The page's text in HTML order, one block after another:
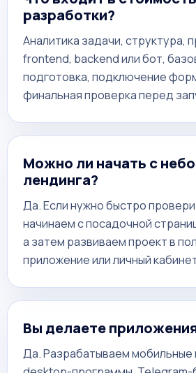
разработки?
Аналитика задачи, структура,
frontend, backend или бот,
подготовка, подключение
финальная проверка перед
Можно ли начать с
лендинга?
Да. Если нужно быстро
начинаем с посадочной
а затем развиваем проект в
приложение или личный
Вы делаете
Да. Разрабатываем мобильные